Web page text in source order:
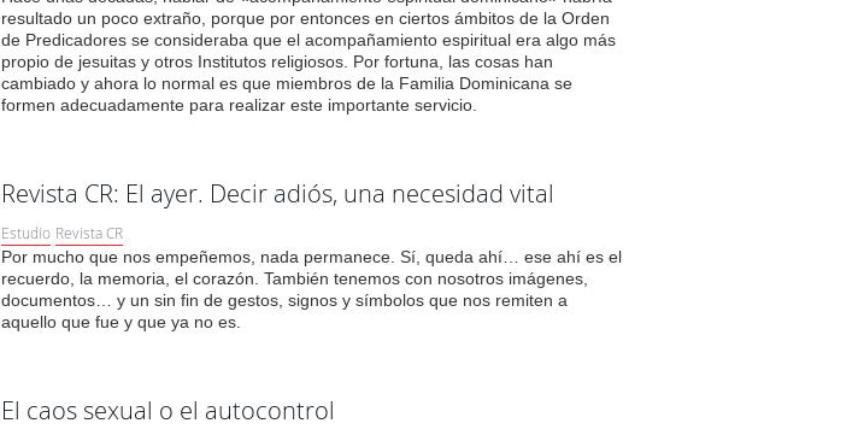
resultado un poco extraño, porque por entonces en ciertos ámbitos de la Orden
de Predicadores se consideraba que el acompañamiento espiritual era algo más
propio de jesuitas y otros Institutos religiosos. Por fortuna, las cosas han
cambiado y ahora lo normal es que miembros de la Familia Dominicana se
formen adecuadamente para realizar este importante servicio.
Revista CR: El ayer. Decir adiós, una necesidad vital
Estudio Revista CR
Por mucho que nos empeñemos, nada permanece. Sí, queda ahí… ese ahí es el
recuerdo, la memoria, el corazón. También tenemos con nosotros imágenes,
documentos… y un sin fin de gestos, signos y símbolos que nos remiten a
aquello que fue y que ya no es.
El caos sexual o el autocontrol